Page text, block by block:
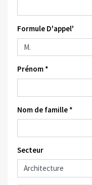
Formule D'appel'
Prénom *
Nom de famille *
Secteur